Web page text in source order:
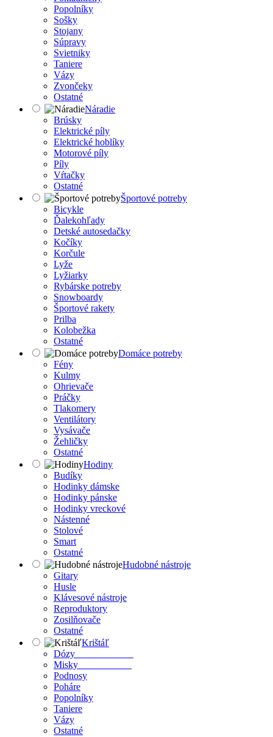
Popolníky
Sošky
Stojany
Súpravy
Svietniky
Taniere
Vázy
Zvončeky
Ostatné
Náradie
Brúsky
Elektrické píly
Elektrické hoblíky
Motorové píly
Píly
Vŕtačky
Ostatné
Športové potreby
Bicykle
Ďalekohľady
Detské autosedačky
Kočíky
Korčule
Lyže
Lyžiarky
Rybárske potreby
Snowboardy
Športové rakety
Prilba
Kolobežka
Ostatné
Domáce potreby
Fény
Kulmy
Ohrievače
Práčky
Tlakomery
Ventilátory
Vysávače
Žehličky
Ostatné
Hodiny
Budíky
Hodinky dámske
Hodinky pánske
Hodinky vreckové
Nástenné
Stolové
Smart
Ostatné
Hudobné nástroje
Gitary
Husle
Klávesové nástroje
Reproduktory
Zosilňovače
Ostatné
Krištáľ
Dózy
Misky
Podnosy
Poháre
Popolníky
Taniere
Vázy
Ostatné